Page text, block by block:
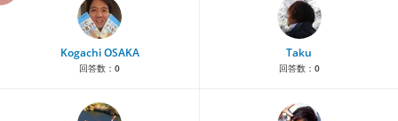
Kogachi OSAKA
回答数： 0
Taku
回答数： 0